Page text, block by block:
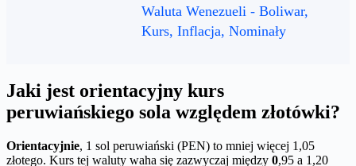
Waluta Wenezueli - Boliwar,
Kurs, Inflacja, Nominały
Jaki jest orientacyjny kurs
peruwiańskiego sola względem złotówki?
Orientacyjnie, 1 sol peruwiański (PEN) to mniej więcej 1,05
złotego. Kurs tej waluty waha się zazwyczaj między 0,95 a 1,20